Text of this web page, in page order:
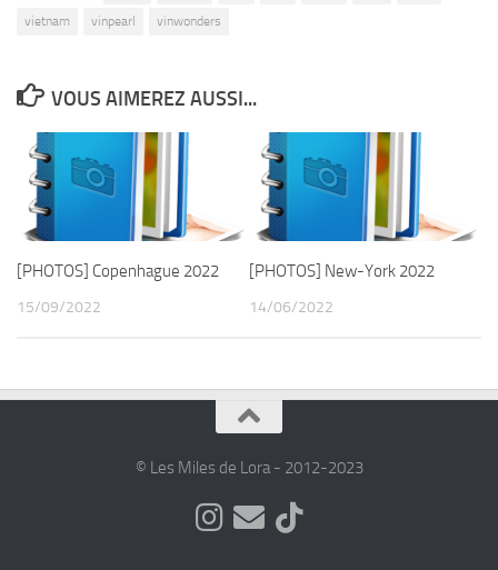
vietnam
vinpearl vinwonders
VOUS AIMEREZ AUSSI...
[PHOTOS] Copenhague 2022
15/09/2022
[PHOTOS] New-York 2022
14/06/2022
© Les Miles de Lora - 2012-2023